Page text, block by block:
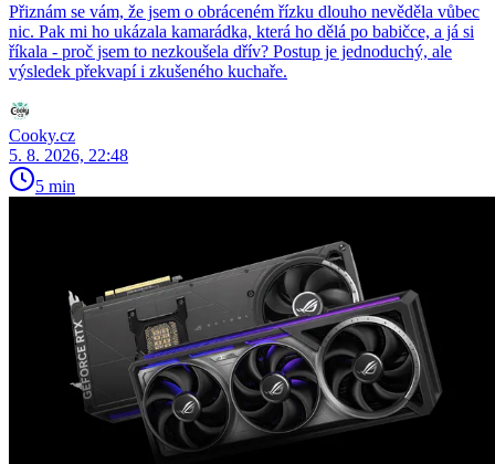
Přiznám se vám, že jsem o obráceném řízku dlouho nevěděla vůbec
nic. Pak mi ho ukázala kamarádka, která ho dělá po babičce, a já si
říkala - proč jsem to nezkoušela dřív? Postup je jednoduchý, ale
výsledek překvapí i zkušeného kuchaře.
Cooky.cz
5. 8. 2026, 22:48
5 min